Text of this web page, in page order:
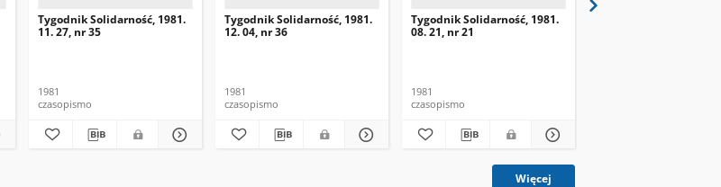
Tygodnik Solidarność, 1981.
11. 27, nr 35
1981
czasopismo
Tygodnik Solidarność, 1981.
12. 04, nr 36
1981
czasopismo
Tygodnik Solidarność, 1981.
08. 21, nr 21
1981
czasopismo
Więcej